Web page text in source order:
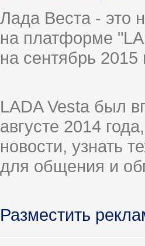
Лада Веста - это
на платформе
на сентябрь
LADA Vesta был
августе 2014
новости, узнать
для общения и
Разместить